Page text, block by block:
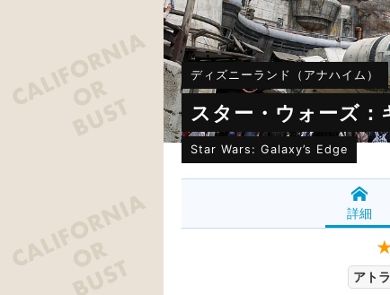
ディズニーランド（アナハイム）
スター・ウォーズ
Star Wars: Galaxy’s Edge
詳細
アト